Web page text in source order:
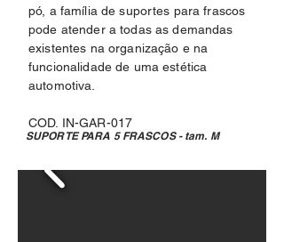
SUPORTE PARA 5 FRASCOS - tam. M
pó, a família de suportes para frascos
pode atender a todas as demandas
existentes na organização e na
funcionalidade de uma estética
automotiva.
COD. IN-GAR-017